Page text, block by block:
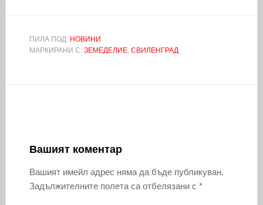
ПИЛА ПОД: НОВИНИ
МАРКИРАНИ С: ЗЕМЕДЕЛИЕ, СВИЛЕНГРАД
Вашият коментар
Вашият имейл адрес няма да бъде публикуван.
Задължителните полета са отбелязани с *